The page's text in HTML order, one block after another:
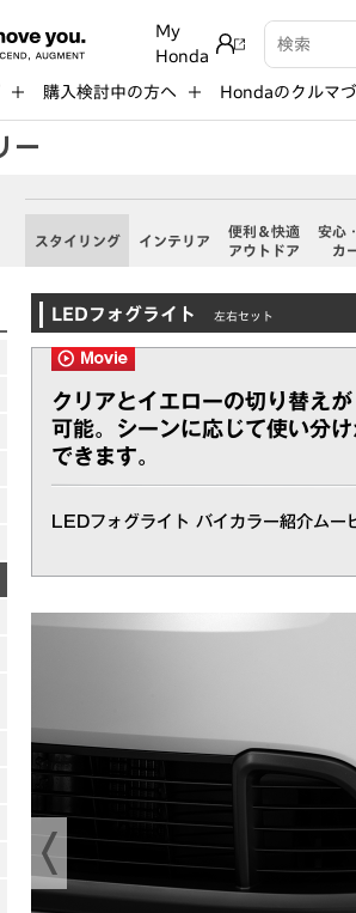
My
Honda
検索キーワ
購入検討中の方へ Hondaのクルマ
ー
スタイリング インテリア
便利＆快適
アウトドア
安⼼
カ
LEDフォグライト 左右セット
クリアとイエローの切り替えが
可能。シーンに応じて使い分
できます。
LEDフォグライト バイカラー紹介ムー